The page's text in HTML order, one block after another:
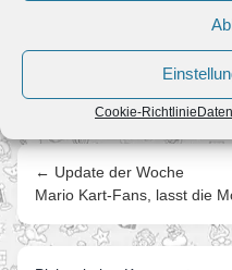
Cookie-Richtlinie
18.
Heute ist
Super Mario
← Update der Woche
Mario Kart-Fans, lasst die